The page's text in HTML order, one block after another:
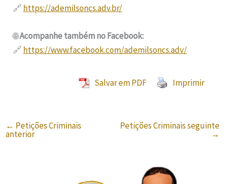
🔗 https://ademilsoncs.adv.br/
🌐Acompanhe também no Facebook:
🔗 https://www.facebook.com/ademilsoncs.adv/
Salvar em PDF Imprimir
← Petições Criminais
anterior
Petições Criminais seguinte
→